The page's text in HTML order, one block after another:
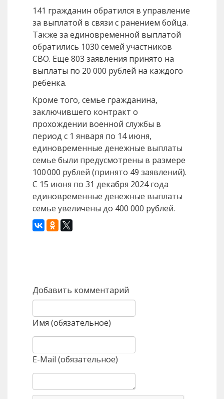
141 гражданин обратился в управление
за выплатой в связи с ранением бойца.
Также за единовременной выплатой
обратились 1030 семей участников
СВО. Еще 803 заявления принято на
выплаты по 20 000 рублей на каждого
ребенка.
Кроме того, семье гражданина,
заключившего контракт о
прохождении военной службы в
период с 1 января по 14 июня,
единовременные денежные выплаты
семье были предусмотрены в размере
100 000 рублей (принято 49 заявлений).
С 15 июня по 31 декабря 2024 года
единовременные денежные выплаты
семье увеличены до 400 000 рублей.
Добавить комментарий
Имя (обязательное)
E-Mail (обязательное)